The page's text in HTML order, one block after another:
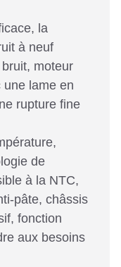
la
à neuf
moteur
lame en
rupture fine
de
à la NTC,
pâte, châssis
fonction
aux besoins